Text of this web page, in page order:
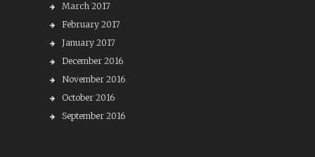
March 2017
February 2017
January 2017
December 2016
November 2016
October 2016
September 2016